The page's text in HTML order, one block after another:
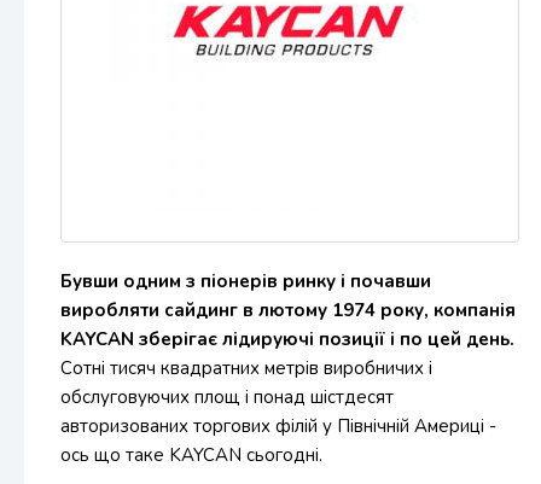
Бувши одним з піонерів ринку і почавши
виробляти сайдинг в лютому 1974 року, компанія
KAYCAN зберігає лідируючі позиції і по цей день.
Сотні тисяч квадратних метрів виробничих і
обслуговуючих площ і понад шістдесят
авторизованих торгових філій у Північній Америці -
ось що таке KAYCAN сьогодні.